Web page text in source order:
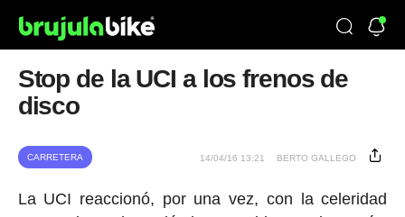
Stop de la UCI a los frenos de
disco
CARRETERA 14/04/16 13:21 BERTO GALLEGO
La UCI reaccionó, por una vez, con la celeridad